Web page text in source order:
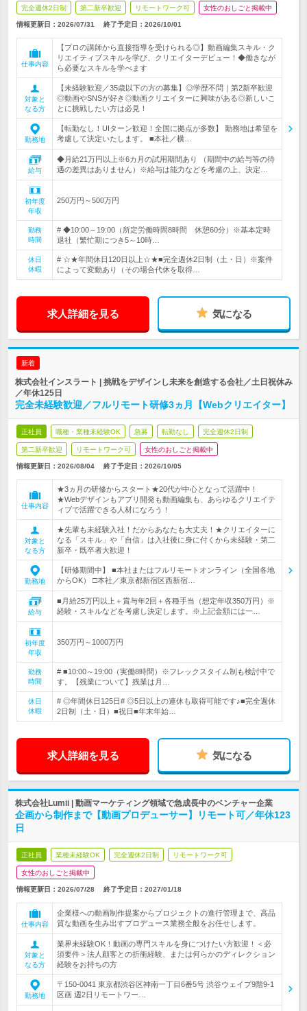
完全週休2日制 第二新卒歓迎 リモートワーク可 女性のおしごと掲載中
情報更新日：2026/07/31 終了予定日： 2026/10/01
仕事内容
【プロの講師から直接指導を受けられる◎】動画編集スキル・ク
リエイティブスキルを学び、クリエイターデビュー！◆働きなが
ら必要なスキルを学べます
対象と
なる方
【未経験歓迎／35歳以下の方の募集】◎学歴不問｜第2新卒歓迎
◎動画やSNSが好き◎動画クリエイターに興味がある◎新しいこ
とに挑戦したい方は必見！
勤務地
【転勤なし！UIターン歓迎！全国に拠点が多数】 勤務地は希望を
考慮して決定いたします。 ■本社／横…
給与
◆月給21万円以上※6カ月の試用期間あり （期間中の給与等の待
遇の差異はありません）※給与は能力などを考慮の上、決定…
初年度
年収
250万円～500万円
勤務
時間
# ◆10:00～19:00（所定労働時間8時間 休憩60分）※基本定時
退社（繁忙期につき5～10時…
休日
休暇
# ☆★年間休日120日以上☆★■完全週休2日制（土・日）※案件
によって変動あり（その場合代休を取得…
求人詳細を見る 気になる
新着
株式会社インスラート | 挑戦をデザインし未来を創造する会社／土日祝休み
／年休125日
完全未経験歓迎／フルリモート研修3ヵ月【Webクリエイター】
正社員 職種・業種未経験OK 急募 転勤なし 完全週休2日制
第二新卒歓迎 リモートワーク可 女性のおしごと掲載中
情報更新日：2026/08/04 終了予定日： 2026/10/05
仕事内容
★3ヵ月の研修からスタート★20代が中心となって活躍中！
★Webデザインもアプリ開発も動画編集も、あらゆるクリエイテ
ィブで活躍できる人材になろう！
対象と
なる方
★先輩も未経験入社！だからあなたも大丈夫！★クリエイターに
なる「スキル」や「自信」は入社後に身に付くから未経験・第二
新卒・既卒者大歓迎！
勤務地
【研修期間中】 ■本社またはフルリモートオンライン（全国各地
からOK） □本社／東京都新宿区西新宿…
給与
■月給25万円以上＋賞与年2回＋各種手当（想定年収350万円）※
経験・スキルなどを考慮し決定します。※上記金額には一…
初年度
年収
350万円～1000万円
勤務
時間
# ■10:00～19:00（実働8時間）※フレックスタイム制も検討中で
す。【残業について】残業は月…
休日
休暇
# ◎年間休日125日# ◎5日以上の連休も取得可能です♪■完全週休
2日制（土・日）■祝日■年末年始…
求人詳細を見る 気になる
株式会社Lumii | 動画マーケティング領域で急成長中のベンチャー企業
企画から制作まで【動画プロデューサー】リモート可／年休123
日
正社員 業種未経験OK 完全週休2日制 リモートワーク可
女性のおしごと掲載中
情報更新日：2026/07/28 終了予定日： 2027/01/18
仕事内容
企業様への動画制作提案からプロジェクトの進行管理まで、高品
質な動画を生み出すプロデュース業務全般をお任せします。
対象と
なる方
業界未経験OK！動画の専門スキルを身につけたい方歓迎！＜必
須要件＞法人顧客との折衝経験、または何らかのディレクション
経験をお持ちの方
勤務地
〒150-0041 東京都渋谷区神南一丁目6番5号 渋谷ウェイプ9階9-1
区画 週2日リモートワー…